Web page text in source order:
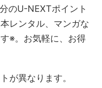
のU-NEXTポイント
レンタル、マンガな
※。お気軽に、お得
が異なります。